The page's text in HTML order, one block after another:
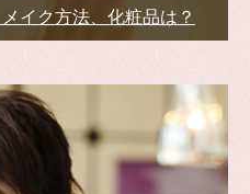
イク方法、化粧品は？